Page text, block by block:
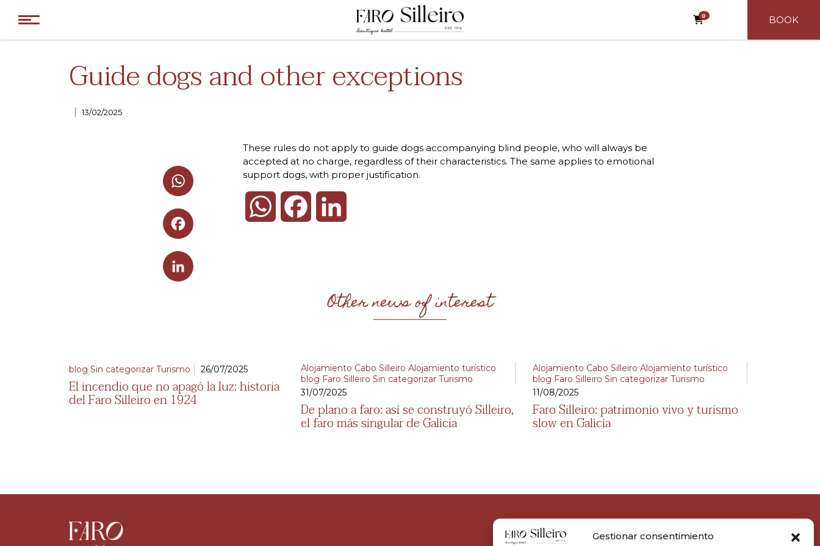
Gestionar consentimiento
0 BOOK
Guide dogs and other exceptions
Categories
13/02/2025
WhatsApp
These rules do not apply to guide dogs accompanying blind people, who will always be
accepted at no charge, regardless of their characteristics. The same applies to emotional
support dogs, with proper justification.
WhatsAppFacebook
Other news of interest
blog Sin categorizar Turismo 26/07/2025
El incendio que no apagó la luz: historia
del Faro Silleiro en 1924
Alojamiento Cabo Silleiro Alojamiento turístico
blog Faro Silleiro Sin categorizar Turismo
31/07/2025
De plano a faro: así se construyó Silleiro,
el faro más singular de Galicia
Alojamiento Cabo Silleiro Alojamiento turístico
blog Faro Silleiro Sin categorizar Turismo
11/08/2025
Faro Silleiro: patrimonio vivo y turismo
slow en Galicia